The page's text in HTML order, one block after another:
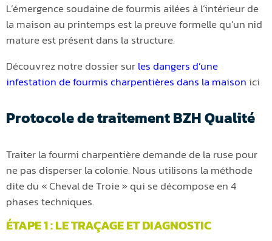
L’émergence soudaine de fourmis ailées à l’intérieur de
la maison au printemps est la preuve formelle qu’un nid
mature est présent dans la structure.
Découvrez notre dossier surles dangers d’une
infestation de fourmis charpentières dans la maison ici
Protocole de traitement BZH Qualité
Traiter la fourmi charpentière demande de la ruse pour
ne pas disperser la colonie. Nous utilisons la méthode
dite du « Cheval de Troie » qui se décompose en 4
phases techniques.
ÉTAPE 1 : LE TRAÇAGE ET DIAGNOSTIC